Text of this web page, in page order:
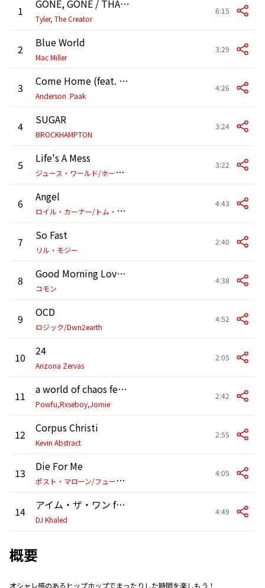
1 GONE, GONE / THANK YOU
Tyler, The Creator
6:15
2 Blue World
Mac Miller
3:29
3 Come Home (feat. André 3000)
Anderson .Paak
4:26
4 SUGAR
BROCKHAMPTON
3:24
5
Life's A Mess
ジ
ュース・ワールド/ホールジー
3:22
6
Angel
ロ
イル・カーナー/トム・ミッシュ
4:43
7 So Fast
リル・モジー
2:40
8 Good Morning Love - A COLORS SHOW
コモン
4:38
9 OCD
ロジック/Dwn2earth
4:52
10 24
Arizona Zervas
2:05
11 a world of chaos feat. ivri
Powfu,Rxseboy,Jomie
2:42
12 Corpus Christi
Kevin Abstract
2:55
13
Die For Me
ポ
スト・マローン/フューチャー/ホールジー
4:05
14 アイム・ザ・ワン feat. Justin Bieber,Quavo,Chance The Rapper,Lil Wayne
DJ Khaled
4:49
概要
オシャレ感のあるヒップホップでまったりした時間を楽しもう！